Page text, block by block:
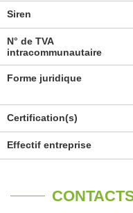
Siren
N° de TVA
intracommunautaire
Forme juridique
Certification(s)
Effectif entreprise